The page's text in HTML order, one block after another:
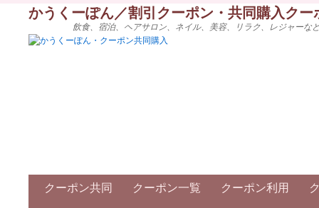
かうくーぽん／割引クーポン・共同購入ク
飲食、宿泊、ヘアサロン、ネイル、美容、リラク、レジャー
クーポン共同 クーポン一覧 クーポン利用